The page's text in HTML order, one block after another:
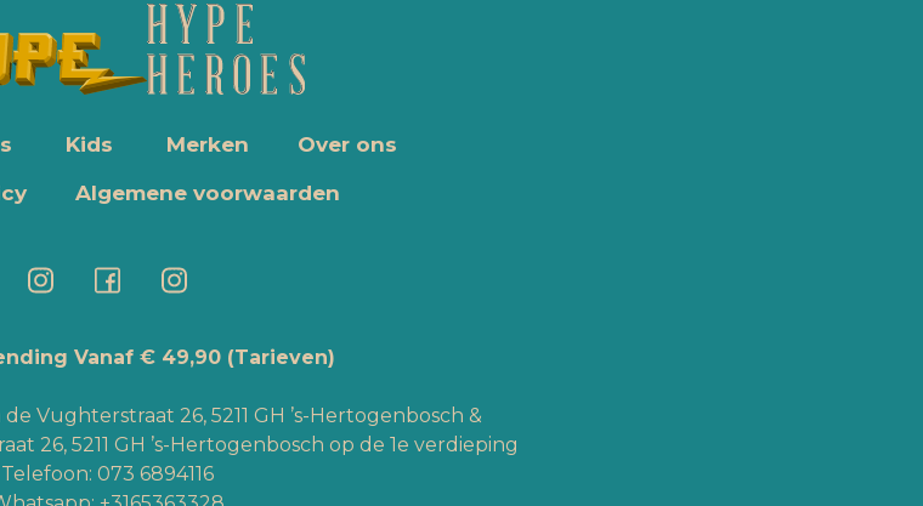
Kids Merken
Over ons
Algemene voorwaarden
Vanaf € 49,90 (Tarieven)
Vughterstraat 26, 5211 GH ’s-Hertogenbosch &
26, 5211 GH ’s-Hertogenbosch op de 1e verdieping
Telefoon: 073 6894116